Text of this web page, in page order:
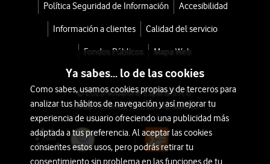
Política Seguridad de Información Accesibilidad
Información a clientes Calidad del servicio
Fondos Públicos Mapa Web
© 2026 Vodafone España S.A.U.
Avda. América 115, 28042 Madrid
Ya sabes... lo de las cookies
Como sabes, usamos cookies propias y de terceros para
analizar tus hábitos de navegación y así mejorar tu
experiencia de usuario ofreciendo una publicidad más
adaptada a tus preferencia. Al aceptar las cookies
consientes estos usos, pero podrás retirar tu
consentimiento sin problema en las funciones de tu